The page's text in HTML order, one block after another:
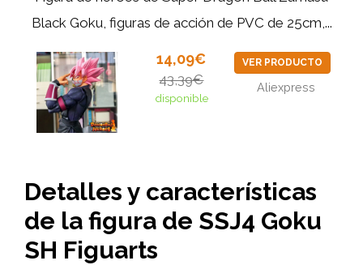
Black Goku, figuras de acción de PVC de 25cm,...
14,09€
43,39€
disponible
VER PRODUCTO
Aliexpress
Detalles y características
de la figura de SSJ4 Goku
SH Figuarts